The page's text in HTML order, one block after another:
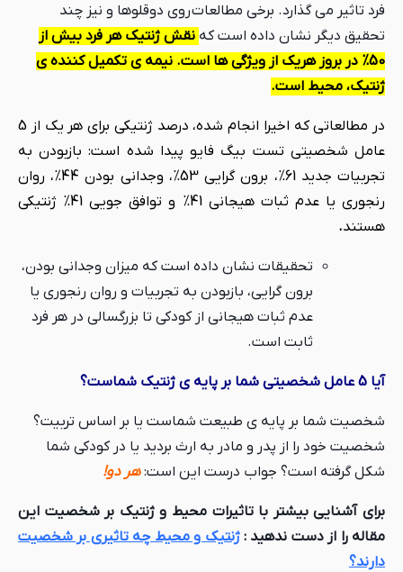
فرد تاثیر می گذارد. برخی مطالعات روی دوقلوها و نیز چند
تحقیق دیگر نشان داده است که نقش ژنتیک هر فرد بیش از
50% در بروز هریک از ویژگی ها است. نیمه ی تکمیل کننده ی
ژنتیک، محیط است.
در مطالعاتی که اخیرا انجام شده، درصد ژنتیکی برای هر یک از 5
عامل شخصیتی تست بیگ فایو پیدا شده است: بازبودن به
تجربیات جدید 61%، برون گرایی 53%، وجدانی بودن 44%، روان
رنجوری یا عدم ثبات هیجانی 41% و توافق جویی 41% ژنتیکی
هستند.
تحقیقات نشان داده است که میزان وجدانی بودن،
برون گرایی، بازبودن به تجربیات و روان رنجوری یا
عدم ثبات هیجانی از کودکی تا بزرگسالی در هر فرد
ثابت است.
آیا 5 عامل شخصیتی شما بر پایه ی ژنتیک شماست؟
شخصیت شما بر پایه ی طبیعت شماست یا بر اساس تربیت؟
شخصیت خود را از پدر و مادر به ارث بردید یا در کودکی شما
شکل گرفته است؟ جواب درست این است:هر دو!
برای آشنایی بیشتر با تاثیرات محیط و ژنتیک بر شخصیت این
مقاله را از دست ندهید :ژنتیک و محیط چه تاثیری بر شخصیت
دارند؟